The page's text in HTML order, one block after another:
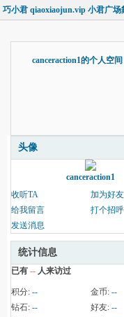
巧小君 qiaoxiaojun.vip 小君广场
canceraction1的个人空间
头像
canceraction1
收听TA
加为好友
给我留言
打个招呼
发送消息
统计信息
已有 -- 人来访过
积分: -- 金币: --
钻石: -- 好友: --